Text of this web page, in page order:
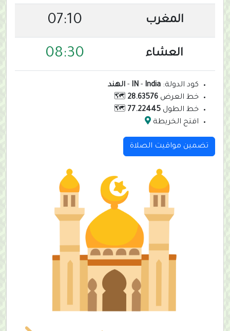
المغرب 07:10
العشاء 08:30
كود الدولة: IN - India
- الهند
خط العرض 28.63576
🗺️
خط الطول 77.22445
🗺️
افتح الخريطة
تضمين مواقيت الصلاة